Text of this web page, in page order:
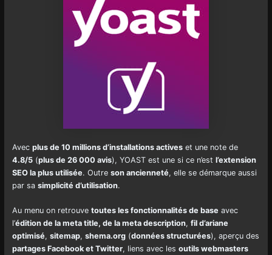
Avec plus de 10 millions d’installations activeset une note de
4.8/5(plus de 26 000 avis), YOAST est une si ce n’est l’extension
SEO la plus utilisée. Outre son ancienneté, elle se démarque aussi
par sa simplicité d’utilisation.
Au menu on retrouve toutes les fonctionnalités de base avec
l’édition de la meta title, de la meta description, fil d’ariane
optimisé, sitemap, shema.org(données structurées), aperçu des
partages Facebook et Twitter, liens avec les outils webmasters